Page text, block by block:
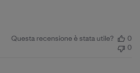
Questa recensione è stata utile?
0
0